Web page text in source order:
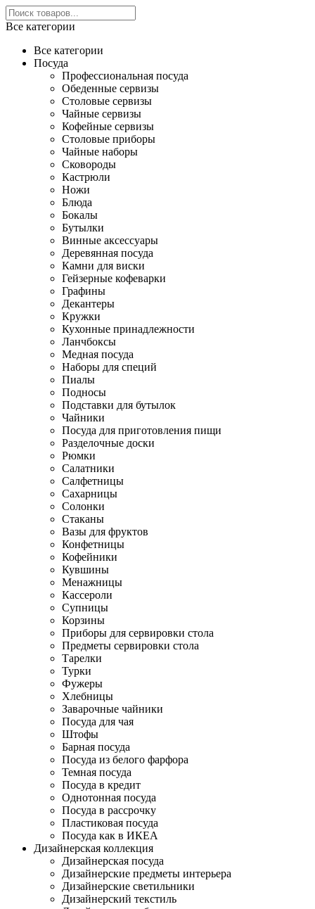
Все категории
Все категории
Посуда
Профессиональная посуда
Обеденные сервизы
Столовые сервизы
Чайные сервизы
Кофейные сервизы
Столовые приборы
Чайные наборы
Сковороды
Кастрюли
Ножи
Блюда
Бокалы
Бутылки
Винные аксессуары
Деревянная посуда
Камни для виски
Гейзерные кофеварки
Графины
Декантеры
Кружки
Кухонные принадлежности
Ланчбоксы
Медная посуда
Наборы для специй
Пиалы
Подносы
Подставки для бутылок
Чайники
Посуда для приготовления пищи
Разделочные доски
Рюмки
Салатники
Салфетницы
Сахарницы
Солонки
Стаканы
Вазы для фруктов
Конфетницы
Кофейники
Кувшины
Менажницы
Кассероли
Супницы
Корзины
Приборы для сервировки стола
Предметы сервировки стола
Тарелки
Турки
Фужеры
Хлебницы
Заварочные чайники
Посуда для чая
Штофы
Барная посуда
Посуда из белого фарфора
Темная посуда
Посуда в кредит
Однотонная посуда
Посуда в рассрочку
Пластиковая посуда
Посуда как в ИКЕА
Дизайнерская коллекция
Дизайнерская посуда
Дизайнерские предметы интерьера
Дизайнерские светильники
Дизайнерский текстиль